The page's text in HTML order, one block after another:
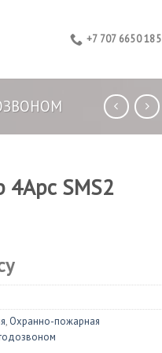
+7 707 6650 185
4Арс SMS2
, Охранно-пожарная